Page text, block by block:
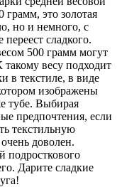
грамм, это золотая
но и немного, с
сладкого.
500 грамм могут
такому весу подходит
в текстиле, в виде
изображены
тубе. Выбирая
предпочтения, если
текстильную
доволен.
подросткового
Дарите сладкие